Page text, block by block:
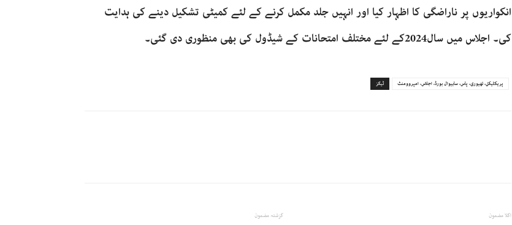
انکواریوں پر ناراضگی کا اظہار کیا اور انہیں جلد مکمل کرنے کے لئے کمیٹی تشکیل دینے کی ہدایت
کی۔ اجلاس میں سال2024کے لئے مختلف امتحانات کے شیڈول کی بھی منظوری دی گئی۔
ٹیگز پریکٹیکل، تھیوری، پاس، ساہیوال بورڈ، اجلاس، امپروومنٹ
گزشتہ مضمون اگلا مضمون